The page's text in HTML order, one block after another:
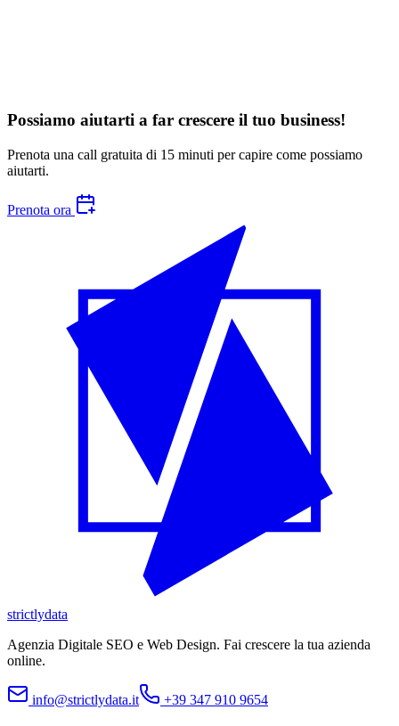
Possiamo aiutarti a far crescere il tuo business!
Prenota una call gratuita di 15 minuti per capire come possiamo
aiutarti.
Prenota ora
strictlydata
Agenzia Digitale SEO e Web Design. Fai crescere la tua azienda
online.
info@strictlydata.it +39 347 910 9654